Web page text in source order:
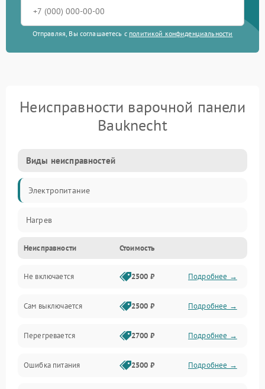
Отправляя, Вы соглашаетесь с политикой конфиденциальности
Неисправности варочной панели
Bauknecht
Виды неисправностей
Электропитание
Нагрев
Неисправности Стоимость
Не включается 2500 ₽ Подробнее →
Сам выключается 2500 ₽ Подробнее →
Перегревается 2700 ₽ Подробнее →
Ошибка питания 2500 ₽ Подробнее →